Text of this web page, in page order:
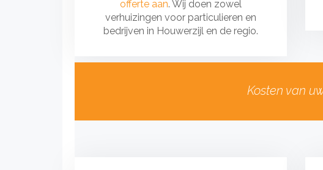
offerte aan. Wij doen zowel
verhuizingen voor particulieren en
bedrijven in Houwerzijl en de regio.
Kosten van